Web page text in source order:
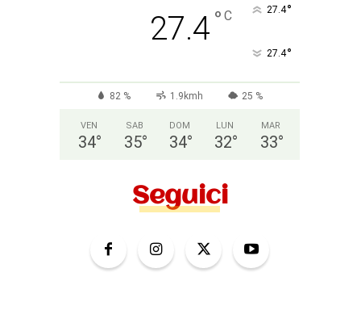
27.4 ° C 27.4°
27.4°
82 % 1.9kmh 25 %
VEN
34°
SAB
35°
DOM
34°
LUN
32°
MAR
33°
Seguici